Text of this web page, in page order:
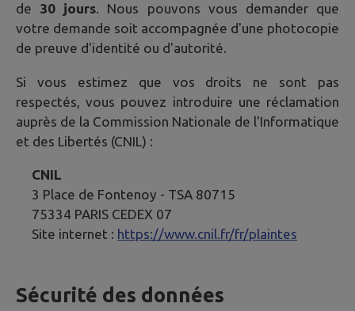
de 30 jours. Nous pouvons vous demander que
votre demande soit accompagnée d'une photocopie
de preuve d'identité ou d'autorité.
Si vous estimez que vos droits ne sont pas
respectés, vous pouvez introduire une réclamation
auprès de la Commission Nationale de l'Informatique
et des Libertés (CNIL) :
CNIL
3 Place de Fontenoy - TSA 80715
75334 PARIS CEDEX 07
Site internet : https://www.cnil.fr/fr/plaintes
Sécurité des données